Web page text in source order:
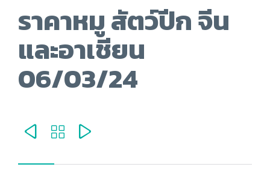
ราคาหมู สัตว์ปีก จีน
และอาเชียน
06/03/24
  